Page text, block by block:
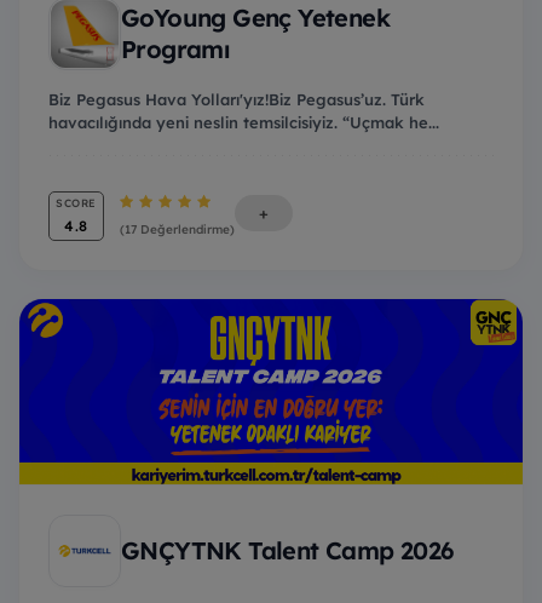
GoYoung Genç Yetenek
Programı
Biz Pegasus Hava Yolları'yız!Biz Pegasus’uz. Türk
havacılığında yeni neslin temsilcisiyiz. “Uçmak he...
SCORE
4.8 (17 Değerlendirme)
+
GNÇYTNK Talent Camp 2026